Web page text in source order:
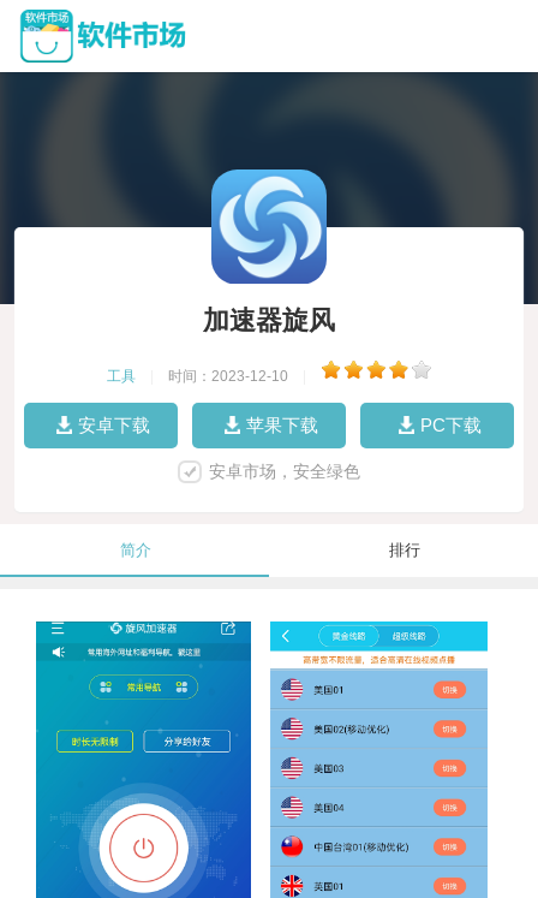
加速器旋风
工具 时间：2023-12-10
安卓下载 苹果下载 PC下载
安卓市场，安全绿色
简介 排行